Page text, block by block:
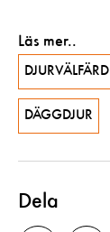
Läs mer..
DJURVÄLFÄRD
DÄGGDJUR
Dela